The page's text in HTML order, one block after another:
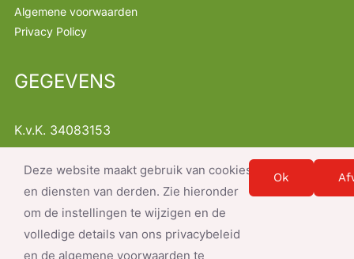
Algemene voorwaarden
Privacy Policy
GEGEVENS
K.v.K. 34083153
B.T.W. NL001368522B47
info@servicesnacks.nl
© Copyright 2026- document.write(new Date().getFullYear()); |
Deze website maakt gebruik van cookies
en diensten van derden. Zie hieronder
om de instellingen te wijzigen en de
volledige details van ons privacybeleid
en de algemene voorwaarden te
Instellingen
Ok